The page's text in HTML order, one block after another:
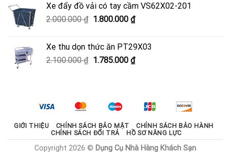
950.000 ₫.là:
600.000 ₫.
Xe đẩy đồ vải có tay cầm VS62X02-201
2.000.000₫ Giá
2.000.000 ₫.
1.800.000 ₫Giá
là:
1.800.000 ₫.
Xe thu dọn thức ăn PT29X03
2.100.000₫ Giá
1.785.000 ₫Giá
1.785.000 ₫.
GIỚI THIỆU CHÍNH SÁCH BẢO MẬT
CHÍNH SÁCH BẢO HÀNH
CHÍNH SÁCH ĐỔI TRẢ
HỒ SƠ NĂNG LỰC
Copyright 2026 © Dụng Cụ Nhà Hàng Khách Sạn